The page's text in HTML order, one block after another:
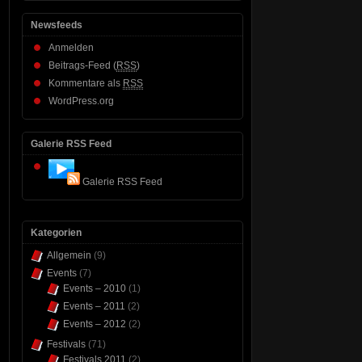
Newsfeeds
Anmelden
Beitrags-Feed (RSS)
Kommentare als RSS
WordPress.org
Galerie RSS Feed
Galerie RSS Feed
Kategorien
Allgemein (9)
Events (7)
Events – 2010 (1)
Events – 2011 (2)
Events – 2012 (2)
Festivals (71)
Festivals 2011 (2)